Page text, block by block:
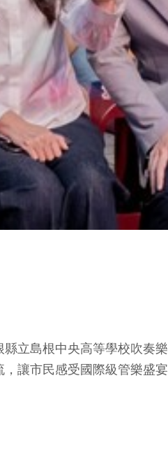
立島根中央高等學校吹奏
讓市民感受國際級管樂盛宴